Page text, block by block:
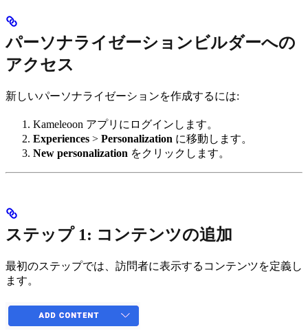
パーソナライゼーションビルダーへの
アクセス
新しいパーソナライゼーションを作成するには:
Kameleoon アプリにログインします。
Experiences > Personalization に移動します。
New personalization をクリックします。
ステップ 1: コンテンツの追加
最初のステップでは、訪問者に表示するコンテンツを定義し
ます。